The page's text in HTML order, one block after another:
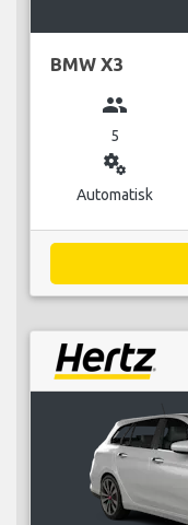
BMW X3
group
5
miscellaneous_services
Automatisk